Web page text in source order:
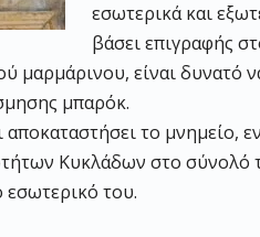
εσωτερικά και
βάσει επιγραφής
μαρμάρινου, είναι δυνατό
μπαρόκ.
αποκαταστήσει το
Κυκλάδων στο σύνολό
του.